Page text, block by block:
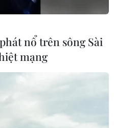
Hà Nội được kỳ vọng là
định và truyền tải điểm
khách trong và ngoài
19.
nổ trên sông Sài
mạng